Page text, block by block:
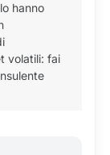
hanno
volatili: fai